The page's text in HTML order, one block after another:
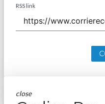
RSS link
close